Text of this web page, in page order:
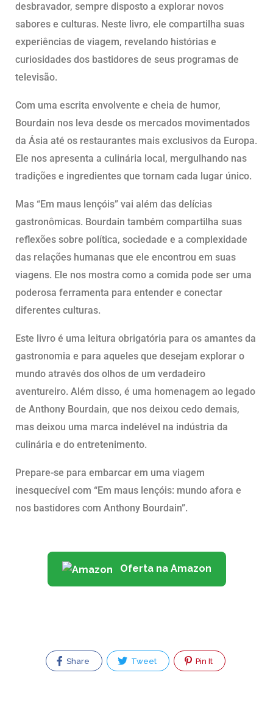
desbravador, sempre disposto a explorar novos
sabores e culturas. Neste livro, ele compartilha suas
experiências de viagem, revelando histórias e
curiosidades dos bastidores de seus programas de
televisão.
Com uma escrita envolvente e cheia de humor,
Bourdain nos leva desde os mercados movimentados
da Ásia até os restaurantes mais exclusivos da Europa.
Ele nos apresenta a culinária local, mergulhando nas
tradições e ingredientes que tornam cada lugar único.
Mas “Em maus lençóis” vai além das delícias
gastronômicas. Bourdain também compartilha suas
reflexões sobre política, sociedade e a complexidade
das relações humanas que ele encontrou em suas
viagens. Ele nos mostra como a comida pode ser uma
poderosa ferramenta para entender e conectar
diferentes culturas.
Este livro é uma leitura obrigatória para os amantes da
gastronomia e para aqueles que desejam explorar o
mundo através dos olhos de um verdadeiro
aventureiro. Além disso, é uma homenagem ao legado
de Anthony Bourdain, que nos deixou cedo demais,
mas deixou uma marca indelével na indústria da
culinária e do entretenimento.
Prepare-se para embarcar em uma viagem
inesquecível com “Em maus lençóis: mundo afora e
nos bastidores com Anthony Bourdain”.
Oferta na Amazon
Share Tweet Pin It